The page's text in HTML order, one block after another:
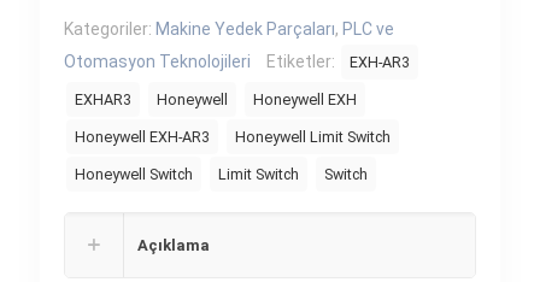
Kategoriler: Makine Yedek Parçaları, PLC ve
Otomasyon Teknolojileri
Etiketler: EXH-AR3
EXHAR3 Honeywell Honeywell EXH
Honeywell EXH-AR3 Honeywell Limit Switch
Honeywell Switch Limit Switch Switch
Açıklama